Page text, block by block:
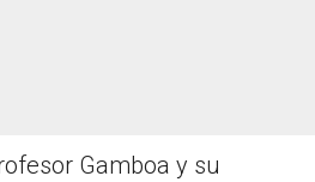
Gamboa y su